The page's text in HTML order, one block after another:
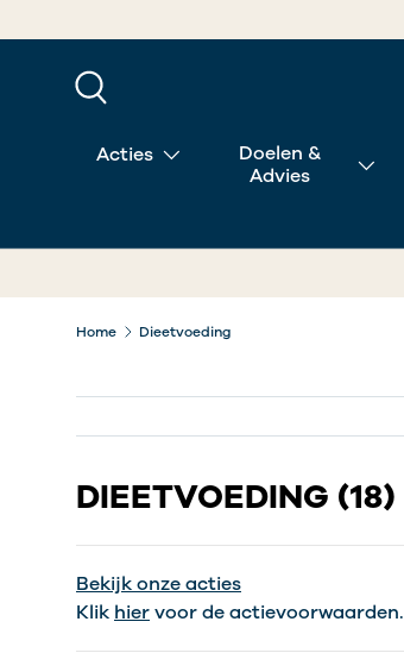
GA NAAR INHOUD
Acties
Doelen &
Advies
Home Dieetvoeding
DIEETVOEDING (18)
Bekijk onze acties
Klikhiervoor de actievoorwaarden.